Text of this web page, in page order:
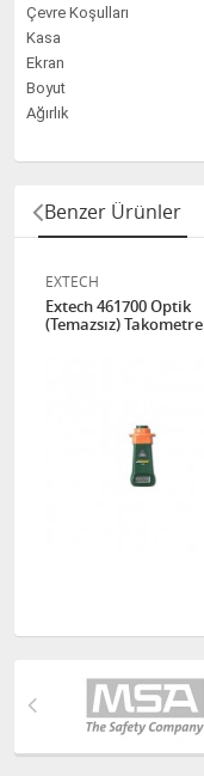
Çevre Koşulları
Kasa
Ekran
Boyut
Ağırlık
Benzer Ürünler
EXTECH
Extech 461700 Optik
(Temazsız) Takometre